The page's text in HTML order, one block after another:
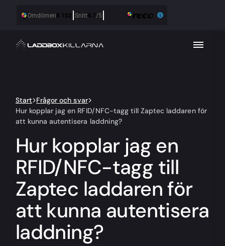
Start Frågor och svar
Hur kopplar jag en RFID/NFC-tagg till Zaptec laddaren för
att kunna autentisera laddning?
Hur kopplar jag en
RFID/NFC-tagg till
Zaptec laddaren för
att kunna autentisera
laddning?